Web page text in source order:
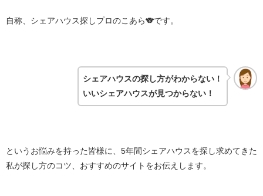
自称、シェアハウス探しプロのこあら🐨です。
シェアハウスの探し方がわからない！
いいシェアハウスが見つからない！
というお悩みを持った皆様に、5年間シェアハウスを探し求めてきた
私が探し方のコツ、おすすめのサイトをお伝えします。